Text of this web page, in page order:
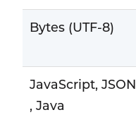
Bytes (UTF-8)
JavaScript, JSON
, Java